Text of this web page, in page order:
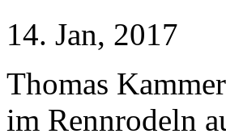
14. Jan, 2017
Thomas
im Rennrodeln